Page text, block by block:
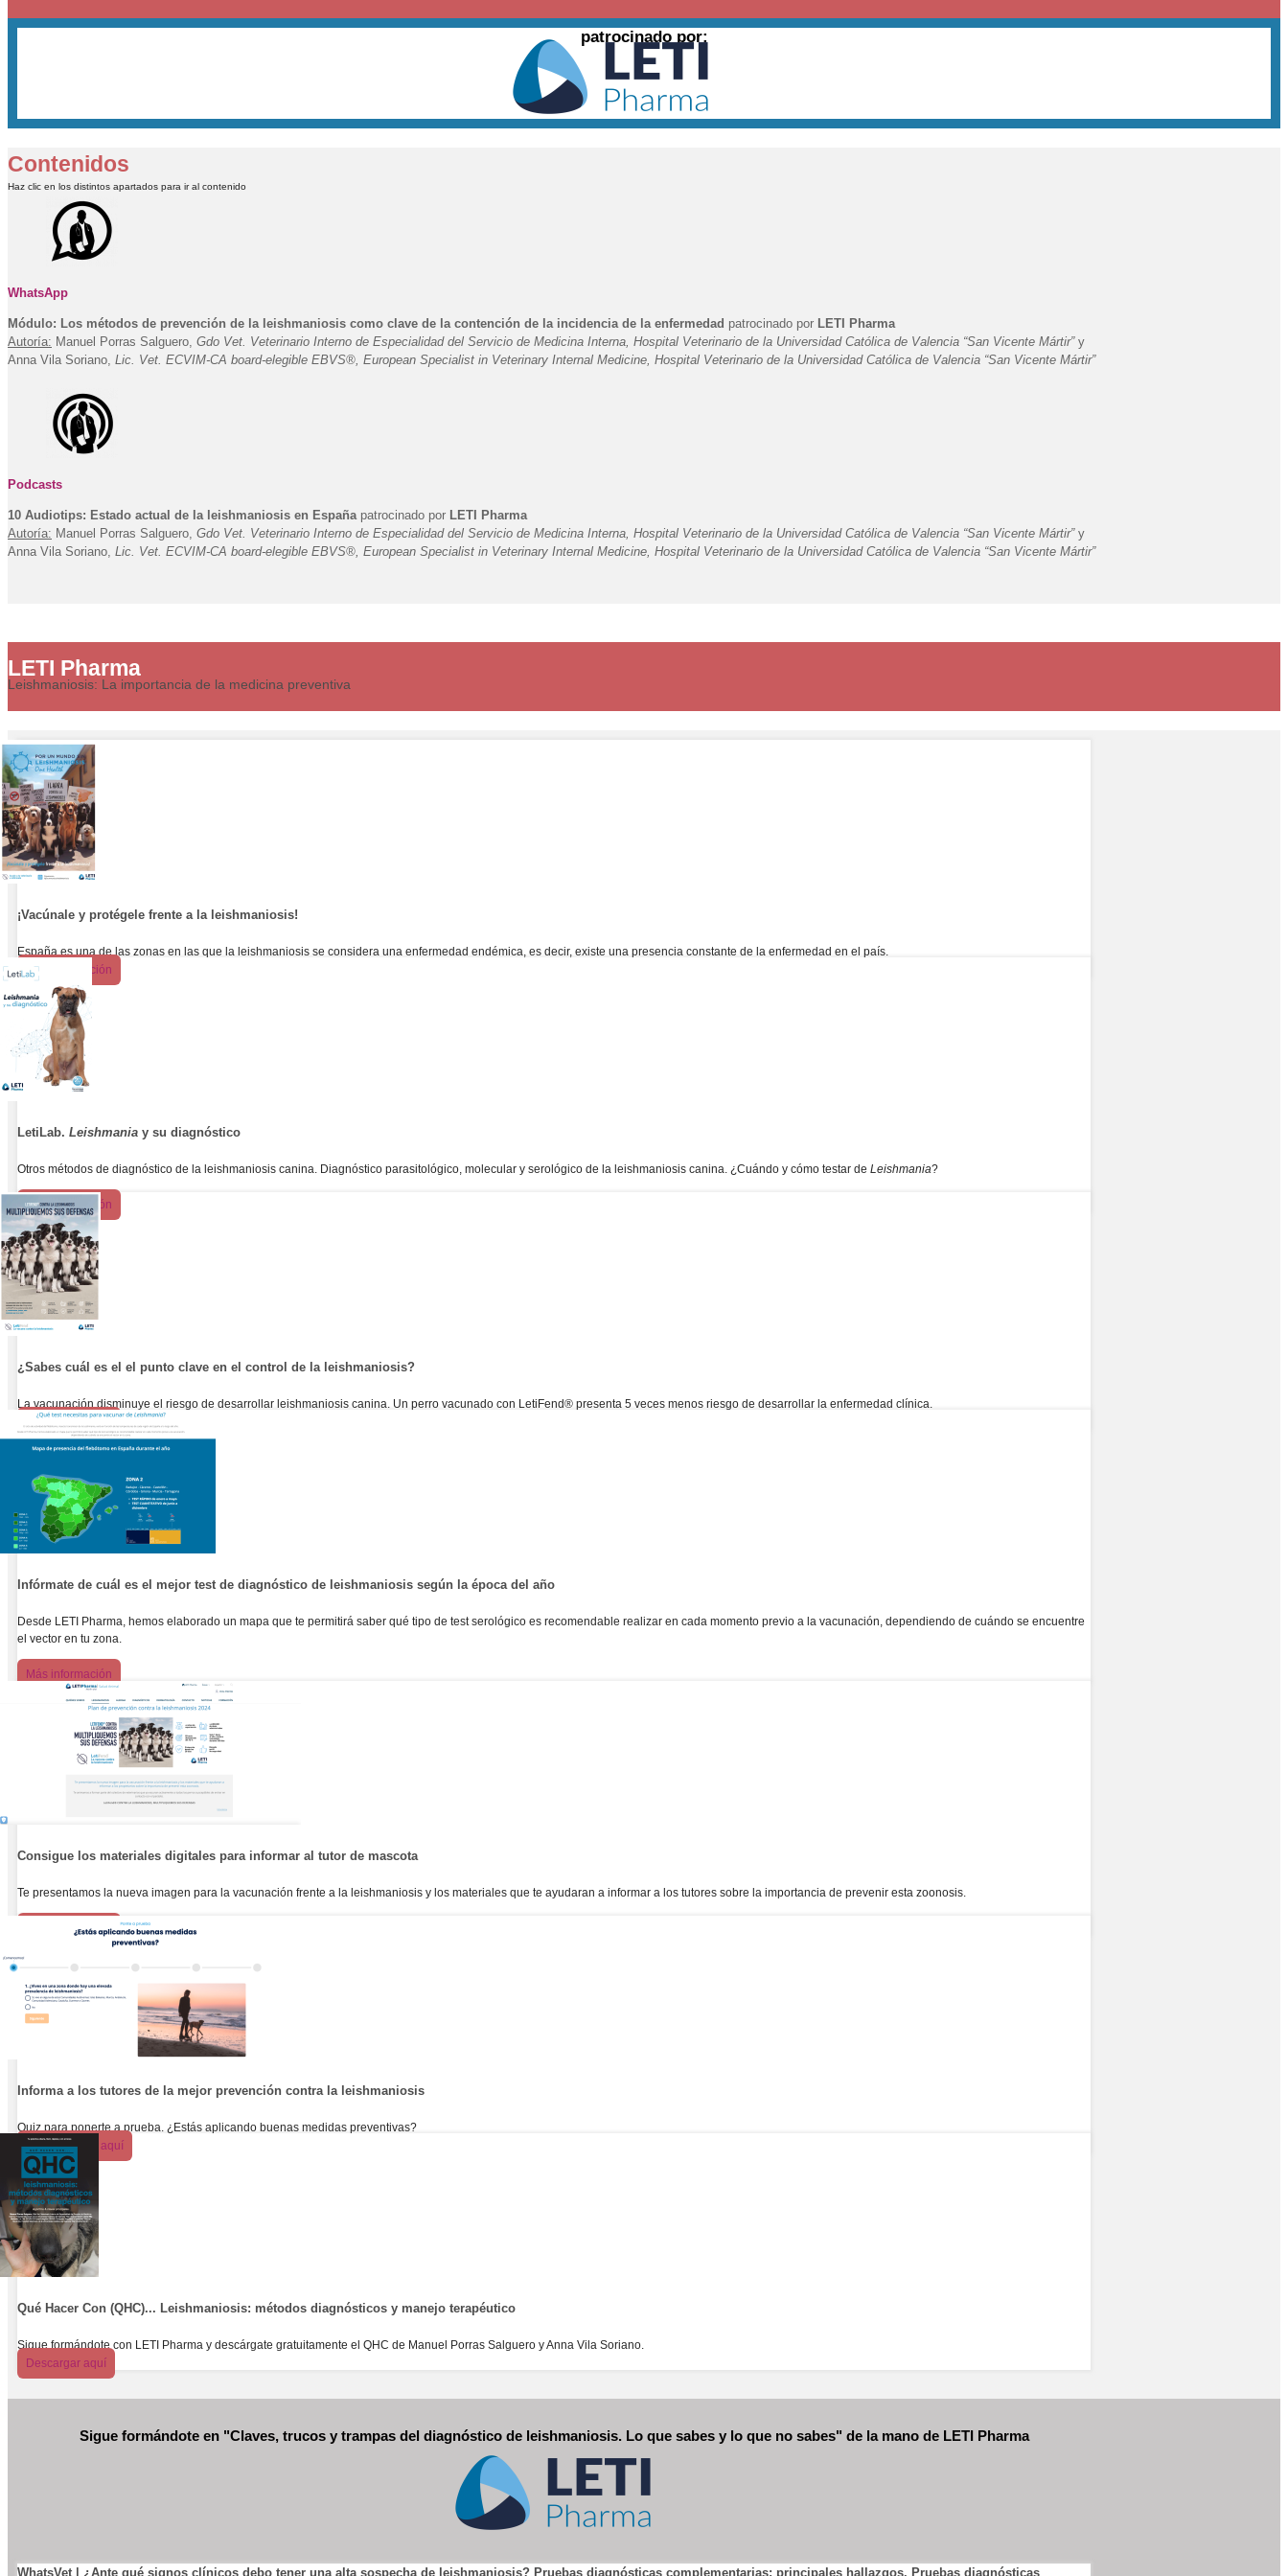
patrocinado por:
Contenidos
Haz clic en los distintos apartados para ir al contenido
WhatsApp
Módulo: Los métodos de prevención de la leishmaniosis como clave de la contención de la incidencia de la enfermedad patrocinado por LETI Pharma
Autoría: Manuel Porras Salguero, Gdo Vet. Veterinario Interno de Especialidad del Servicio de Medicina Interna, Hospital Veterinario de la Universidad Católica de Valencia “San Vicente Mártir”y
Anna Vila Soriano, Lic. Vet. ECVIM-CA board-elegible EBVS®, European Specialist in Veterinary Internal Medicine, Hospital Veterinario de la Universidad Católica de Valencia “San Vicente Mártir”
Podcasts
10 Audiotips: Estado actual de la leishmaniosis en Españapatrocinado por LETI Pharma
Autoría: Manuel Porras Salguero, Gdo Vet. Veterinario Interno de Especialidad del Servicio de Medicina Interna, Hospital Veterinario de la Universidad Católica de Valencia “San Vicente Mártir”y
Anna Vila Soriano, Lic. Vet. ECVIM-CA board-elegible EBVS®, European Specialist in Veterinary Internal Medicine, Hospital Veterinario de la Universidad Católica de Valencia “San Vicente Mártir”
LETI Pharma
Leishmaniosis: La importancia de la medicina preventiva
¡Vacúnale y protégele frente a la leishmaniosis!
España es una de las zonas en las que la leishmaniosis se considera una enfermedad endémica, es decir, existe una presencia constante de la enfermedad en el país.
Más información
LetiLab. Leishmania y su diagnóstico
Otros métodos de diagnóstico de la leishmaniosis canina. Diagnóstico parasitológico, molecular y serológico de la leishmaniosis canina. ¿Cuándo y cómo testar de Leishmania?
Más información
¿Sabes cuál es el el punto clave en el control de la leishmaniosis?
La vacunación disminuye el riesgo de desarrollar leishmaniosis canina. Un perro vacunado con LetiFend® presenta 5 veces menos riesgo de desarrollar la enfermedad clínica.
Más información
Infórmate de cuál es el mejor test de diagnóstico de leishmaniosis según la época del año
Desde LETI Pharma, hemos elaborado un mapa que te permitirá saber qué tipo de test serológico es recomendable realizar en cada momento previo a la vacunación, dependiendo de cuándo se encuentre
el vector en tu zona.
Más información
Consigue los materiales digitales para informar al tutor de mascota
Te presentamos la nueva imagen para la vacunación frente a la leishmaniosis y los materiales que te ayudaran a informar a los tutores sobre la importancia de prevenir esta zoonosis.
Más información
Informa a los tutores de la mejor prevención contra la leishmaniosis
Quiz para ponerte a prueba. ¿Estás aplicando buenas medidas preventivas?
Empezar quiz aquí
Qué Hacer Con (QHC)... Leishmaniosis: métodos diagnósticos y manejo terapéutico
Sigue formándote con LETI Pharma y descárgate gratuitamente el QHC de Manuel Porras Salguero y Anna Vila Soriano.
Descargar aquí
Sigue formándote en "Claves, trucos y trampas del diagnóstico de leishmaniosis. Lo que sabes y lo que no sabes" de la mano de LETI Pharma
WhatsVet | ¿Ante qué signos clínicos debo tener una alta sospecha de leishmaniosis? Pruebas diagnósticas complementarias: principales hallazgos. Pruebas diagnósticas